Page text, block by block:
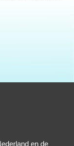
en de